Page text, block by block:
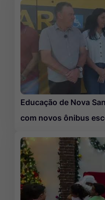
Educação de Nova
com novos ônibus